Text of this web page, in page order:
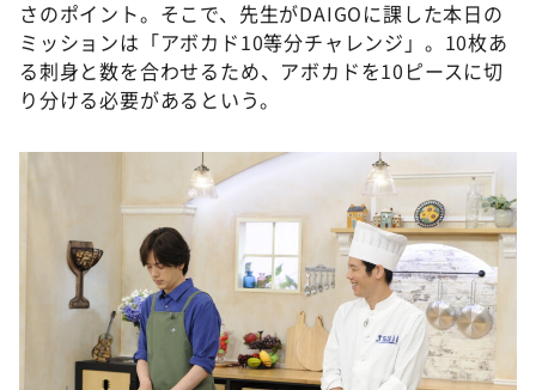
さのポイント。そこで、先生がDAIGOに課した本日の
ミッションは「アボカド10等分チャレンジ」。10枚あ
る刺身と数を合わせるため、アボカドを10ピースに切
り分ける必要があるという。